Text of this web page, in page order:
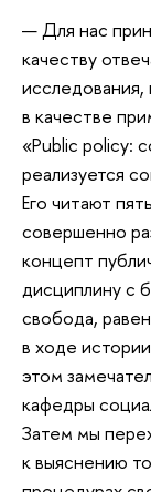
— Для нас
качеству
в качестве
«Public policy:
реализуется
Его читают
совершенно
концепт
дисциплину с
свобода,
в ходе
этом
кафедры
Затем мы
к выяснению